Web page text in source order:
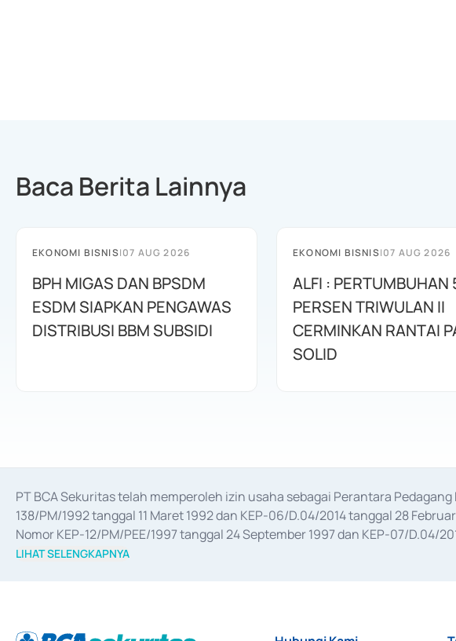
Baca Berita Lainnya
EKONOMI BISNIS|07 AUG 2026
BPH MIGAS DAN BPSDM
ESDM SIAPKAN PENGAWAS
DISTRIBUSI BBM SUBSIDI
EKONOMI BISNIS|07 AUG 2026
ALFI : PERTUMBUHAN
PERSEN TRIWULAN II
CERMINKAN RANTAI
SOLID
PT BCA Sekuritas telah memperoleh izin usaha sebagai Perantara
138/PM/1992 tanggal 11 Maret 1992 dan KEP-06/D.04/2014 tanggal 28
Nomor KEP-12/PM/PEE/1997 tanggal 24 September 1997 dan KEP-07/D.04/
merger, akuisisi, divestasi, dan
LIHAT SELENGKAPNYA